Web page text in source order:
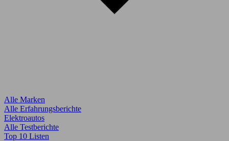
Alle Marken
Alle Erfahrungsberichte
Elektroautos
Alle Testberichte
Top 10 Listen